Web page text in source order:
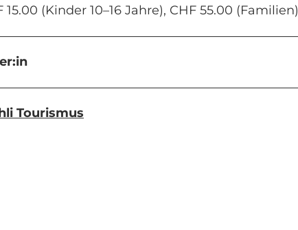
15.00 (Kinder 10–16 Jahre), CHF 55.00 (Familien)
Tourismus